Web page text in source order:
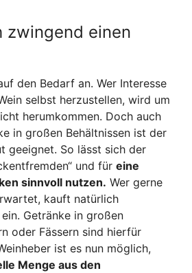
zwingend einen
den Bedarf an. Wer Interesse
selbst herzustellen, wird um
herumkommen. Doch auch
in großen Behältnissen ist der
geeignet. So lässt sich der
und für eine
sinnvoll nutzen. Wer gerne
kauft natürlich
Getränke in großen
oder Fässern sind hierfür
ist es nun möglich,
Menge aus den